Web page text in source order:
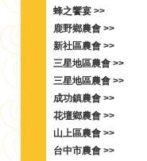
蜂之饗宴 >>
鹿野鄉農會 >>
新社區農會 >>
三星地區農會 >>
三星地區農會 >>
成功鎮農會 >>
花壇鄉農會 >>
山上區農會 >>
台中市農會 >>